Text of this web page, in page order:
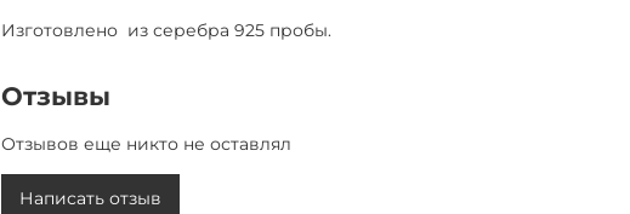
Изготовлено из серебра 925 пробы.
Отзывы
Отзывов еще никто не оставлял
Написать отзыв